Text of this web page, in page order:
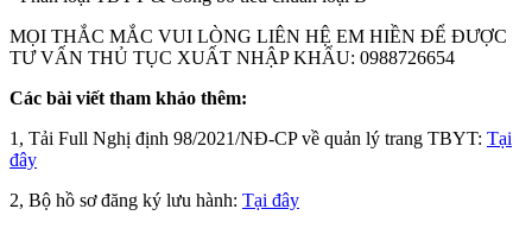
MỌI THẮC MẮC VUI LÒNG LIÊN HỆ EM HIỀN ĐỂ ĐƯỢC
TƯ VẤN THỦ TỤC XUẤT NHẬP KHẨU: 0988726654
Các bài viết tham khảo thêm:
1, Tải Full Nghị định 98/2021/NĐ-CP về quản lý trang TBYT: Tại
đây
2, Bộ hồ sơ đăng ký lưu hành: Tại đây